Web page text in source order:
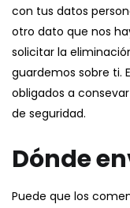
con tus datos
otro dato que nos
solicitar la
guardemos sobre ti.
obligados a
de seguridad.
Dónde
Puede que los